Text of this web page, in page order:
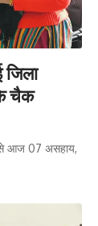
चैक
से आज 07 असहाय,